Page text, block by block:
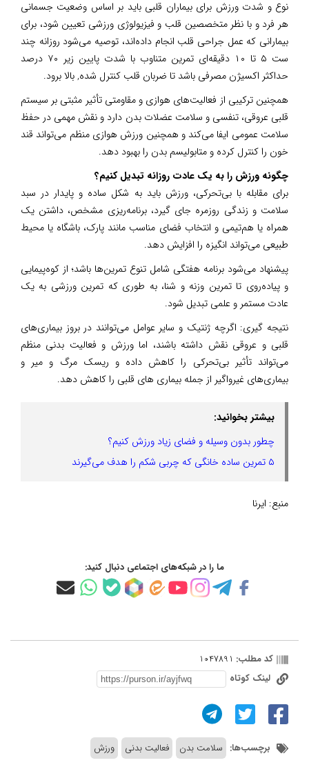
نوع و شدت ورزش برای بیماران قلبی باید بر اساس وضعیت جسمانی
هر فرد و با نظر متخصصین قلب و فیزیولوژی ورزشی تعیین شود، برای
بیمارانی که عمل جراحی قلب انجام داده‌اند، توصیه می‌شود روزانه چند
ست ۵ تا ۱۰ دقیقه‌ای تمرین متناوب با شدت پایین زیر ۷۰ درصد
حداکثر اکسیژن مصرفی باشد تا ضربان قلب کنترل شده, بالا برود.
همچنین ترکیبی از فعالیت‌های هوازی و مقاومتی تأثیر مثبتی بر سیستم
قلبی عروقی، تنفسی و سلامت عضلات بدن دارد و نقش مهمی در حفظ
سلامت عمومی ایفا می‌کند و همچنین ورزش هوازی منظم می‌تواند قند
خون را کنترل کرده و متابولیسم بدن را بهبود دهد.
چگونه ورزش را به یک عادت روزانه تبدیل کنیم؟
برای مقابله با بی‌تحرکی، ورزش باید به شکل ساده و پایدار در سبد
سلامت و زندگی روزمره جای گیرد، برنامه‌ریزی مشخص، داشتن یک
همراه یا هم‌تیمی و انتخاب فضای مناسب مانند پارک، باشگاه یا محیط
طبیعی می‌تواند انگیزه را افزایش دهد.
پیشنهاد می‌شود برنامه هفتگی شامل تنوع تمرین‌ها باشد؛ از کوه‌پیمایی
و پیاده‌روی تا تمرین وزنه و شنا، به طوری که تمرین ورزشی به یک
عادت مستمر و علمی تبدیل شود.
نتیجه گیری: اگرچه ژنتیک و سایر عوامل می‌توانند در بروز بیماری‌های
قلبی و عروقی نقش داشته باشند، اما ورزش و فعالیت بدنی منظم
می‌تواند تأثیر بی‌تحرکی را کاهش داده و ریسک مرگ و میر و
بیماری‌های غیرواگیر از جمله بیماری های قلبی را کاهش دهد.
بیشتر بخوانید:
چطور بدون وسیله و فضای زیاد ورزش کنیم؟
۵ تمرین ساده خانگی که چربی شکم را هدف می‌گیرند
منبع: ایرنا
ما را در شبکه‌های اجتماعی دنبال کنید:
کد مطلب: 1047891
لینک کوتاه
برچسب‌ها: سلامت بدن فعالیت بدنی ورزش